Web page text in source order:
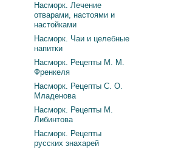
Насморк. Лечение
отварами, настоями и
настойками
Насморк. Чаи и целебные
напитки
Насморк. Рецепты М. М.
Френкеля
Насморк. Рецепты С. О.
Младенова
Насморк. Рецепты М.
Либинтова
Насморк. Рецепты
русских знахарей